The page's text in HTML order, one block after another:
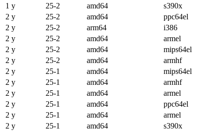
1 y
25-2 amd64
s390x
2 y
25-2 amd64
ppc64el
2 y
25-2 arm64
i386
2 y
25-2 amd64
armel
2 y
25-2 amd64
mips64el
2 y
25-2 amd64
armhf
2 y
25-1 amd64
mips64el
2 y
25-1 amd64
armhf
2 y
25-1 amd64
armel
2 y
25-1 amd64
ppc64el
2 y
25-1 amd64
armel
2 y
25-1 amd64
s390x